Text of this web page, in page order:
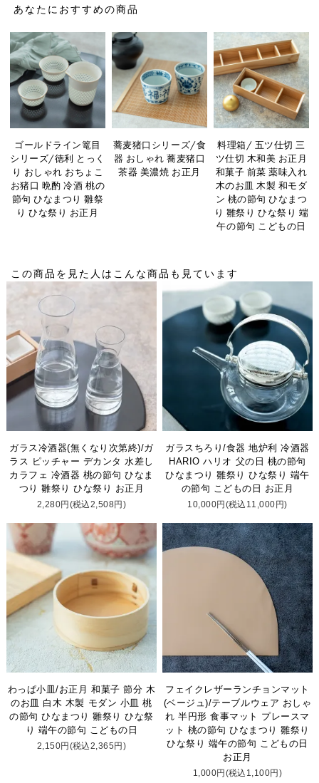
あなたにおすすめの商品
ゴールドライン篭目
シリーズ/徳利 とっく
り おしゃれ おちょこ
お猪口 晩酌 冷酒 桃の
節句 ひなまつり 雛祭
り ひな祭り お正月
蕎麦猪口シリーズ/食
器 おしゃれ 蕎麦猪口
茶器 美濃焼 お正月
料理箱/ 五ツ仕切 三
ツ仕切 木和美 お正月
和菓子 前菜 薬味入れ
木のお皿 木製 和モダ
ン 桃の節句 ひなまつ
り 雛祭り ひな祭り 端
午の節句 こどもの日
この商品を見た人はこんな商品も見ています
ガラス冷酒器(無くなり次第終)/ガ
ラス ピッチャー デカンタ 水差し
カラフェ 冷酒器 桃の節句 ひなま
つり 雛祭り ひな祭り お正月
2,280円(税込2,508円)
ガラスちろり/食器 地炉利 冷酒器
HARIO ハリオ 父の日 桃の節句
ひなまつり 雛祭り ひな祭り 端午
の節句 こどもの日 お正月
10,000円(税込11,000円)
わっぱ小皿/お正月 和菓子 節分 木
のお皿 白木 木製 モダン 小皿 桃
の節句 ひなまつり 雛祭り ひな祭
り 端午の節句 こどもの日
2,150円(税込2,365円)
フェイクレザーランチョンマット
(ベージュ)/テーブルウェア おしゃ
れ 半円形 食事マット プレースマ
ット 桃の節句 ひなまつり 雛祭り
ひな祭り 端午の節句 こどもの日
お正月
1,000円(税込1,100円)